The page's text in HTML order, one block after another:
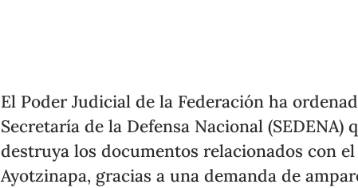
El Poder Judicial de la Federación ha
Secretaría de la Defensa Nacional (SEDENA)
destruya los documentos relacionados con el
Ayotzinapa, gracias a una demanda de